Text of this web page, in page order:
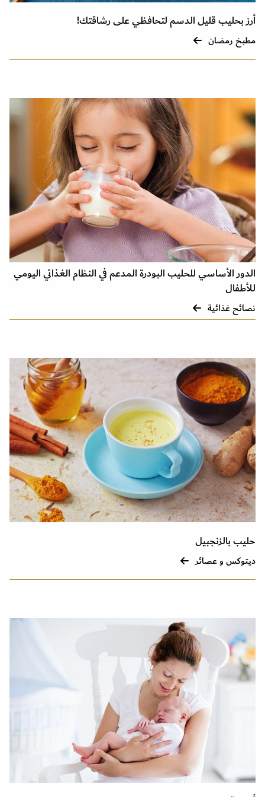
أرز بحليب قليل الدسم لتحافظي على رشاقتك!
مطبخ رمضان
الدور الأساسي للحليب البودرة المدعم في النظام الغذائي اليومي
للأطفال
نصائح غذائية
حليب بالزنجبيل
ديتوكس و عصائر